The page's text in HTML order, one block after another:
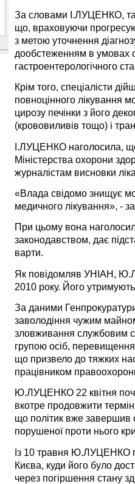
За словами І.ЛУЦЕНКО,
що, враховуючи
з метою уточнення
дообстеженням в умовах
гастроентерологічного
Крім того, спеціалісти
повноцінного лікування
цирозу печінки з його
(крововиливів тощо) і
І.ЛУЦЕНКО наголосила, що
Міністерства охорони
журналістам висновки
«Влада свідомо знищує
медичного лікування», -
При цьому вона
законодавством, дає
варти.
Як повідомляв УНІАН,
2010 року. Його
За даними
заволодіння чужим
зловживання службовим
групою осіб,
що призвело до тяжких
працівником
Ю.ЛУЦЕНКО 22 квітня
вкотре продовжити
що політик вже завершив
порушеної проти нього
Із 10 травня Ю.ЛУЦЕНКО
Києва, куди його було
через погіршення стану